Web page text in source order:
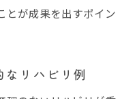
とが成果を出すポイン
リハビリ例